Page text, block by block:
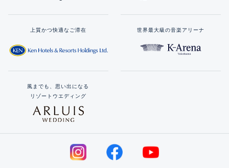
上質かつ快適なご滞在 世界最大級の音楽アリーナ
風までも、思い出になる
リゾートウエディング